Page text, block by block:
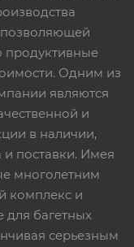
продуктивные
Одним из
являются
и
в наличии,
поставки. Имея
многолетним
комплекс и
для багетных
серьезным